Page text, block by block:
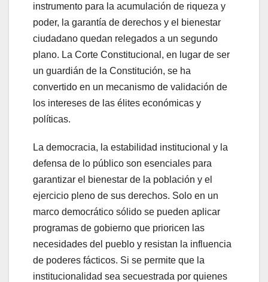
instrumento para la acumulación de riqueza y
poder, la garantía de derechos y el bienestar
ciudadano quedan relegados a un segundo
plano. La Corte Constitucional, en lugar de ser
un guardián de la Constitución, se ha
convertido en un mecanismo de validación de
los intereses de las élites económicas y
políticas.
La democracia, la estabilidad institucional y la
defensa de lo público son esenciales para
garantizar el bienestar de la población y el
ejercicio pleno de sus derechos. Solo en un
marco democrático sólido se pueden aplicar
programas de gobierno que prioricen las
necesidades del pueblo y resistan la influencia
de poderes fácticos. Si se permite que la
institucionalidad sea secuestrada por quienes